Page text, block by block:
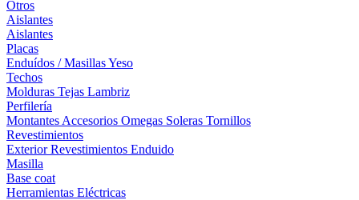
Otros
Aislantes
Aislantes
Placas
Enduídos / MasillasYeso
Techos
Molduras Tejas Lambriz
Perfilería
Montantes Accesorios Omegas Soleras Tornillos
Revestimientos
ExteriorRevestimientos Enduido
Masilla
Base coat
Herramientas Eléctricas